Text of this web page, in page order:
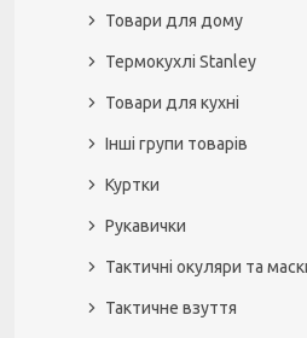
Товари для дому
Термокухлі Stanley
Товари для кухні
Інші групи товарів
Куртки
Рукавички
Тактичні окуляри та
Тактичне взуття